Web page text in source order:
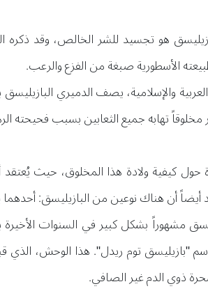
هو تجسيد للشر الخالص، وقد ذكره
الأسطورية صبغة من الفزع والرعب.
والإسلامية، يصف الدميري
مخلوقاً تهابه جميع الثعابين بسبب فحيحته
حول كيفية ولادة هذا المخلوق، حيث
أيضاً أن هناك نوعين من البازيليسق:
مشهوراً بشكل كبير في السنوات
"بازيليسق توم ريدل". هذا الوحش،
ذوي الدم غير الصافي.